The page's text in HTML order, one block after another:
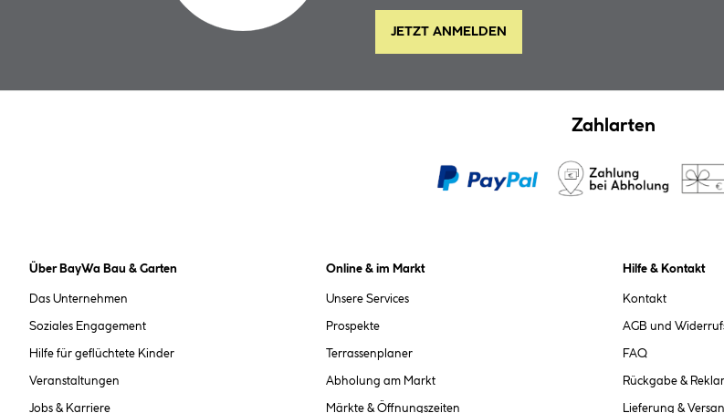
JETZT ANMELDEN
Zahlarten
Über BayWa Bau & Garten
Das Unternehmen
Soziales Engagement
Hilfe für geflüchtete Kinder
Veranstaltungen
Jobs & Karriere
Online & im Markt
Unsere Services
Prospekte
Terrassenplaner
Abholung am Markt
Märkte & Öffnungszeiten
Hilfe & Kontakt
Kontakt
AGB und
FAQ
Rückgabe &
Lieferung &